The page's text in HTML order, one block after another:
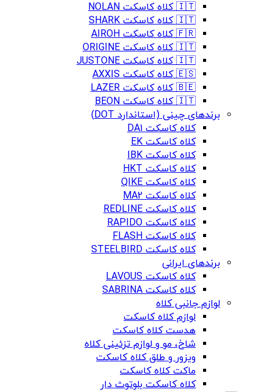
🇮🇹 کلاه کاسکت NOLAN
🇮🇹 کلاه کاسکت SHARK
🇫🇷 کلاه کاسکت AIROH
🇮🇹 کلاه کاسکت ORIGINE
🇮🇹 کلاه کاسکت JUSTONE
🇪🇸 کلاه کاسکت AXXIS
🇧🇪 کلاه کاسکت LAZER
🇮🇹 کلاه کاسکت BEON
برندهای چینی (استاندارد DOT)
کلاه کاسکت DA1
کلاه کاسکت EK
کلاه کاسکت IBK
کلاه کاسکت HKT
کلاه کاسکت QIKE
کلاه کاسکت MA2
کلاه کاسکت REDLINE
کلاه کاسکت RAPIDO
کلاه کاسکت FLASH
کلاه کاسکت STEELBIRD
برندهای ایرانی
کلاه کاسکت LAVOUS
کلاه کاسکت SABRINA
لوازم جانبی کلاه
لوازم کلاه کاسکت
هدست کلاه کاسکت
شاخ، مو و لوازم تزئینی کلاه
ویزور و طلق کلاه کاسکت
ماکت کلاه کاسکت
کلاه کاسکت بلوتوث دار